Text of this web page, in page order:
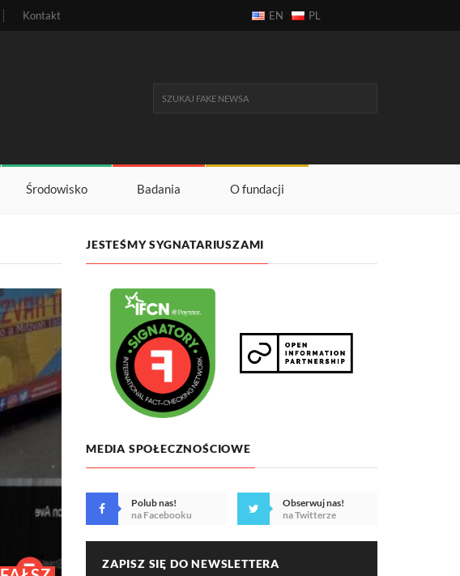
Kontakt EN PL
Środowisko Badania O fundacji
JESTEŚMY SYGNATARIUSZAMI
MEDIA SPOŁECZNOŚCIOWE
Polub nas!
na Facebooku
Obserwuj nas!
na Twitterze
ZAPISZ SIĘ DO NEWSLETTERA